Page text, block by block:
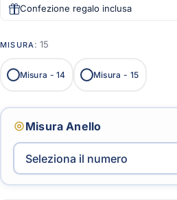
Confezione regalo inclusa
MISURA : 15
Misura -14 Misura - 15
Misura Anello